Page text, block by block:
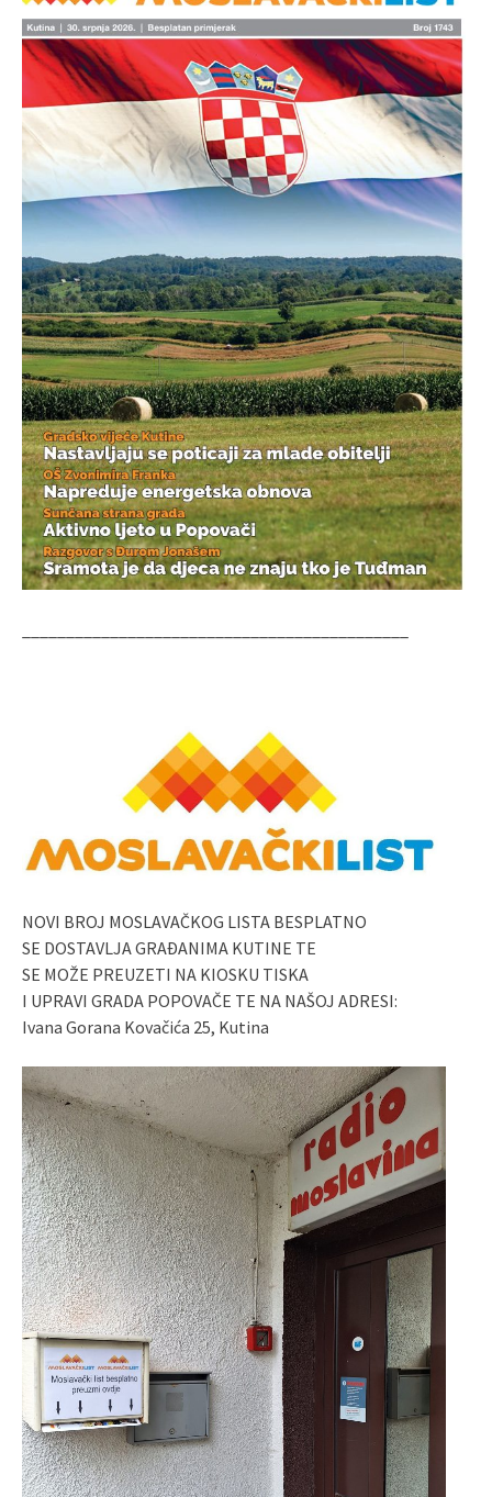
NOVI BROJ MOSLAVAČKOG LISTA BESPLATNO
SE DOSTAVLJA GRAĐANIMA KUTINE TE
SE MOŽE PREUZETI NA KIOSKU TISKA
I UPRAVI GRADA POPOVAČE TE NA NAŠOJ ADRESI:
Ivana Gorana Kovačića 25, Kutina